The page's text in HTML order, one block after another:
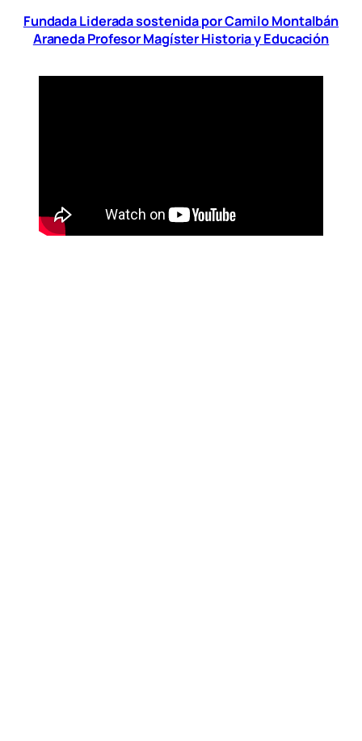
Fundada Liderada sostenida por Camilo Montalbán
Araneda Profesor Magíster Historia y Educación